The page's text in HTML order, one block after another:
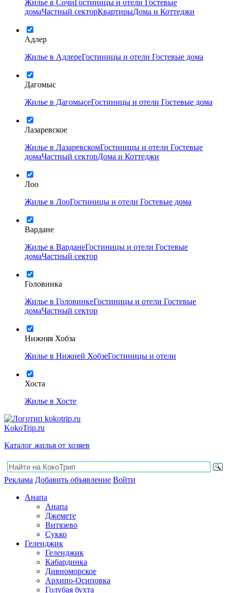
Жилье в Сочи Гостиницы и отели
Гостевые
домаЧастный секторКвартирыДома и Коттеджи
Адлер
Жилье в АдлереГостиницы и отели Гостевые дома
Дагомыс
Жилье в ДагомысеГостиницы и отели Гостевые дома
Лазаревское
Жилье в ЛазаревскомГостиницы и отели Гостевые
домаЧастный секторДома и Коттеджи
Лоо
Жилье в ЛооГостиницы и отели Гостевые дома
Вардане
Жилье в ВарданеГостиницы и отели Гостевые
домаЧастный сектор
Головинка
Жилье в ГоловинкеГостиницы и отели Гостевые
домаЧастный сектор
Нижняя Хобза
Жилье в Нижней ХобзеГостиницы и отели
Хоста
Жилье в Хосте
KokoTrip.ru
Каталог жилья от хозяев
Реклама Добавить объявление Войти
Анапа
Анапа
Джемете
Витязево
Сукко
Геленджик
Геленджик
Кабардинка
Дивноморское
Архипо-Осиповка
Голубая бухта